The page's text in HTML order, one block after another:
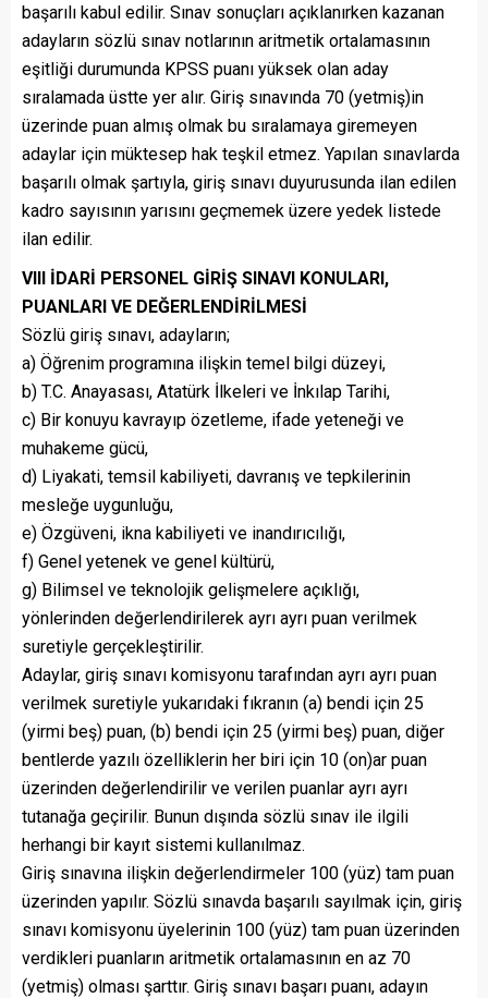
başarılı kabul edilir. Sınav sonuçları açıklanırken kazanan
adayların sözlü sınav notlarının aritmetik ortalamasının
eşitliği durumunda KPSS puanı yüksek olan aday
sıralamada üstte yer alır. Giriş sınavında 70 (yetmiş)in
üzerinde puan almış olmak bu sıralamaya giremeyen
adaylar için müktesep hak teşkil etmez. Yapılan sınavlarda
başarılı olmak şartıyla, giriş sınavı duyurusunda ilan edilen
kadro sayısının yarısını geçmemek üzere yedek listede
ilan edilir.
VIII İDARİ PERSONEL GİRİŞ SINAVI KONULARI,
PUANLARI VE DEĞERLENDİRİLMESİ
Sözlü giriş sınavı, adayların;
a) Öğrenim programına ilişkin temel bilgi düzeyi,
b) T.C. Anayasası, Atatürk İlkeleri ve İnkılap Tarihi,
c) Bir konuyu kavrayıp özetleme, ifade yeteneği ve
muhakeme gücü,
d) Liyakati, temsil kabiliyeti, davranış ve tepkilerinin
mesleğe uygunluğu,
e) Özgüveni, ikna kabiliyeti ve inandırıcılığı,
f) Genel yetenek ve genel kültürü,
g) Bilimsel ve teknolojik gelişmelere açıklığı,
yönlerinden değerlendirilerek ayrı ayrı puan verilmek
suretiyle gerçekleştirilir.
Adaylar, giriş sınavı komisyonu tarafından ayrı ayrı puan
verilmek suretiyle yukarıdaki fıkranın (a) bendi için 25
(yirmi beş) puan, (b) bendi için 25 (yirmi beş) puan, diğer
bentlerde yazılı özelliklerin her biri için 10 (on)ar puan
üzerinden değerlendirilir ve verilen puanlar ayrı ayrı
tutanağa geçirilir. Bunun dışında sözlü sınav ile ilgili
herhangi bir kayıt sistemi kullanılmaz.
Giriş sınavına ilişkin değerlendirmeler 100 (yüz) tam puan
üzerinden yapılır. Sözlü sınavda başarılı sayılmak için, giriş
sınavı komisyonu üyelerinin 100 (yüz) tam puan üzerinden
verdikleri puanların aritmetik ortalamasının en az 70
(yetmiş) olması şarttır. Giriş sınavı başarı puanı, adayın